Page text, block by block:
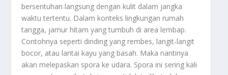
bersentuhan langsung dengan kulit dalam jangka
waktu tertentu. Dalam konteks lingkungan rumah
tangga, jamur hitam yang tumbuh di area lembap.
Contohnya seperti dinding yang rembes, langit-langit
bocor, atau lantai kayu yang basah. Maka nantinya
akan melepaskan spora ke udara. Spora ini sering kali